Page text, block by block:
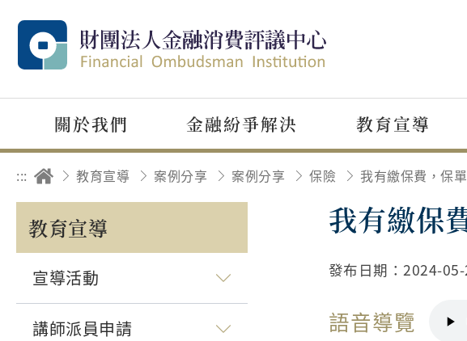
關於我們 金融紛爭解決 教育宣導
::: 教育宣導 案例分享 案例分享 保險
教育宣導
宣導活動
講師派員申請
我有繳保
發布日期：2024-
語音導覽